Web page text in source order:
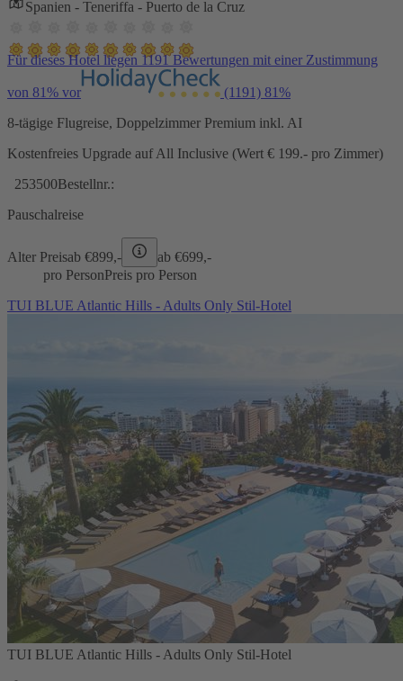
Spanien - Teneriffa - Puerto de la Cruz
Für dieses Hotel liegen 1191 Bewertungen mit einer Zustimmung
von 81% vor (1191) 81%
8-tägige Flugreise, Doppelzimmer Premium inkl. AI
Kostenfreies Upgrade auf All Inclusive (Wert € 199.- pro Zimmer)
253500Bestellnr.:
Pauschalreise
Alter Preisab €899,- ab €699,-
pro PersonPreis pro Person
TUI BLUE Atlantic Hills - Adults Only Stil-Hotel
TUI BLUE Atlantic Hills - Adults Only Stil-Hotel